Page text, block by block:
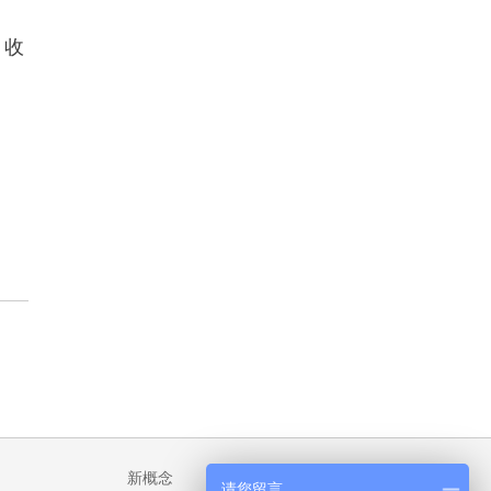
收
新概念